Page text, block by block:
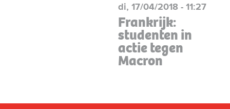
di, 17/04/2018 - 11:27
Frankrijk:
studenten in
actie tegen
Macron